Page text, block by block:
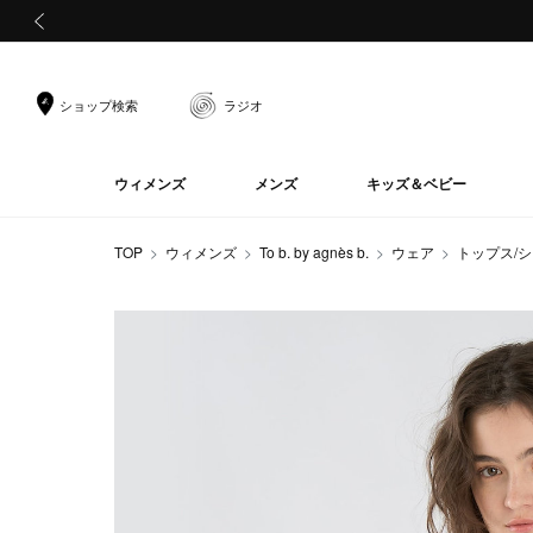
ショップ検索 ラジオ
ウィメンズ メンズ キッズ＆ベビー
TOP ウィメンズ To b. by agnès b. ウェア トップス/